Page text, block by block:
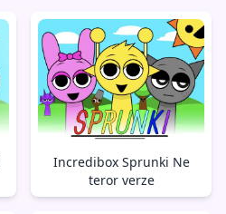
Incredibox Sprunki Ne
teror verze